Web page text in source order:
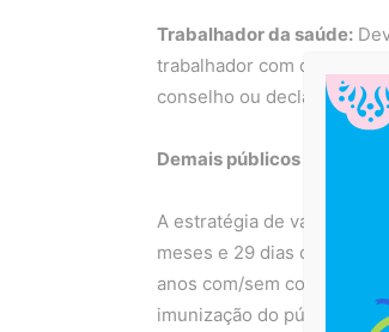
Trabalhador da saúde:
trabalhador com o serviço
conselho ou declaração
Demais públicos
A estratégia de vacinação
meses e 29 dias com ou
anos com/sem
imunização do público